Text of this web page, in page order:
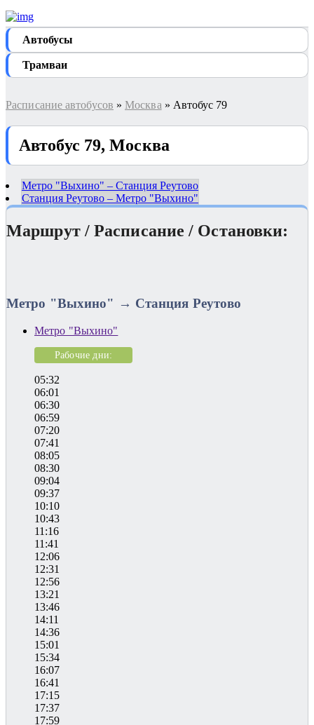
Автобуcы
Трамваи
Расписание автобусов » Москва » Автобус 79
Автобус 79, Москва
Метро "Выхино" – Станция Реутово
Станция Реутово – Метро "Выхино"
Маршрут / Расписание / Остановки:
Метро "Выхино" → Станция Реутово
Метро "Выхино"
Рабочие дни:
05:32
06:01
06:30
06:59
07:20
07:41
08:05
08:30
09:04
09:37
10:10
10:43
11:16
11:41
12:06
12:31
12:56
13:21
13:46
14:11
14:36
15:01
15:34
16:07
16:41
17:15
17:37
17:59